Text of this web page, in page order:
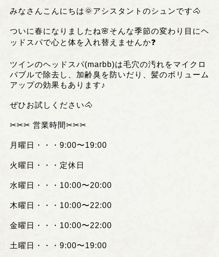
みなさんこんにちは🌞アシスタントのシュンです🐴
ついに春になりましたね🌸そんな季節の変わり目にヘ
ッドスパで心と体を入れ替えませんか❓
ツインのヘッドスパ(marbb)は毛穴の汚れをマイクロ
バブルで除去し、加齢臭を防いだり、髪のボリューム
アップの効果もあります♪
ぜひお試しください🐴
✂︎✂︎✂︎ 営業時間✂︎✂︎✂︎
月曜日・・・ 9:00〜19:00
火曜日・・・定休日
水曜日・・・ 10:00〜20:00
木曜日・・・ 10:00〜22:00
金曜日・・・ 10:00〜22:00
土曜日・・・ 9:00〜19:00